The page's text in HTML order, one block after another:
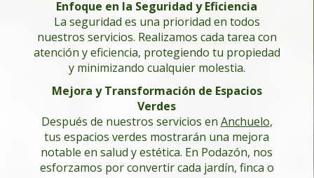
Enfoque en la Seguridad y Eficiencia
La seguridad es una prioridad en todos
nuestros servicios. Realizamos cada tarea con
atención y eficiencia, protegiendo tu propiedad
y minimizando cualquier molestia.
Mejora y Transformación de Espacios
Verdes
Después de nuestros servicios en Anchuelo,
tus espacios verdes mostrarán una mejora
notable en salud y estética. En Podazón, nos
esforzamos por convertir cada jardín, finca o